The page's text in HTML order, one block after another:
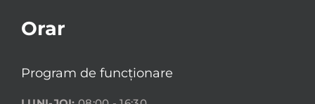
Orar
Program de funcționare